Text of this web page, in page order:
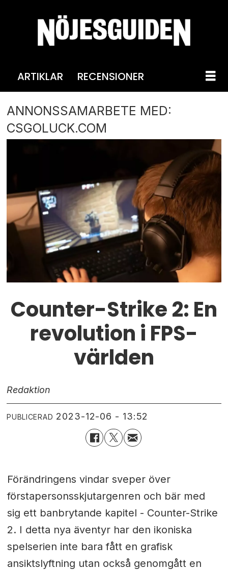
ARTIKLAR RECENSIONER
ANNONSSAMARBETE MED:
CSGOLUCK.COM
Counter-Strike 2: En
revolution i FPS-
världen
Redaktion
PUBLICERAD 2023-12-06 - 13:52
Förändringens vindar sveper över
förstapersonsskjutargenren och bär med
sig ett banbrytande kapitel - Counter-Strike
2. I detta nya äventyr har den ikoniska
spelserien inte bara fått en grafisk
ansiktslyftning utan också genomgått en